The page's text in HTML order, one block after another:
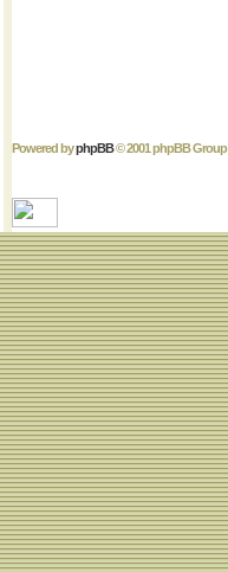
Powered byphpBB© 2001 phpBB Group